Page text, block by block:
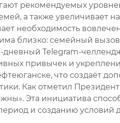
рекомендуемых
а также увеличивает
необходимость
близко: семейный
Telegram-
привычек и
что создаёт
Как отметил
Эта инициатива
и созданию условий